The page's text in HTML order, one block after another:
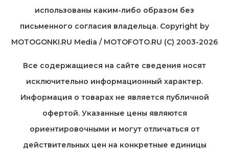
использованы каким-либо образом без
письменного согласия владельца. Copyright by
MOTOGONKI.RU Media / MOTOFOTO.RU (C) 2003-2026
Все содержащиеся на cайте сведения носят
исключительно информационный характер.
Информация о товарах не является публичной
офертой. Указанные цены являются
ориентировочными и могут отличаться от
действительных цен на конкретные единицы